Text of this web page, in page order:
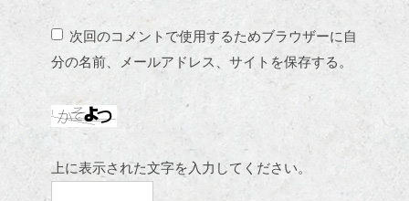
次回のコメントで使用するためブラウザーに自
分の名前、メールアドレス、サイトを保存する。
上に表示された文字を入力してください。